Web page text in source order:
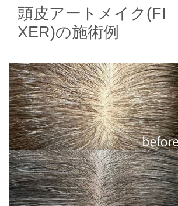
頭皮アートメイク(FI
XER)の施術例